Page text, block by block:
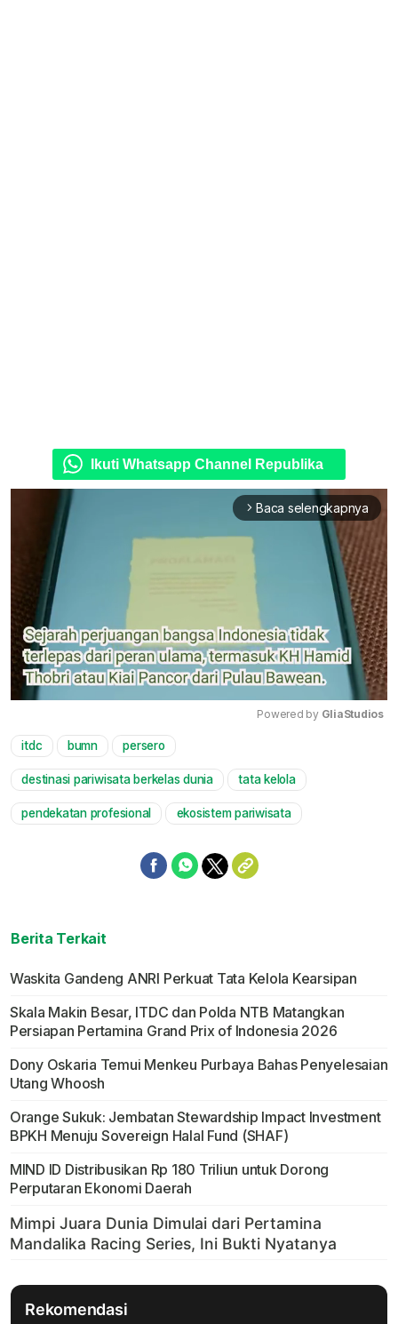
Ikuti Whatsapp Channel Republika
arrow_forward_ios Baca selengkapnya
Powered by GliaStudios
itdc bumn persero
destinasi pariwisata berkelas dunia tata kelola
pendekatan profesional ekosistem pariwisata
Berita Terkait
Waskita Gandeng ANRI Perkuat Tata Kelola Kearsipan
Skala Makin Besar, ITDC dan Polda NTB Matangkan
Persiapan Pertamina Grand Prix of Indonesia 2026
Dony Oskaria Temui Menkeu Purbaya Bahas Penyelesaian
Utang Whoosh
Orange Sukuk: Jembatan Stewardship Impact Investment
BPKH Menuju Sovereign Halal Fund (SHAF)
MIND ID Distribusikan Rp 180 Triliun untuk Dorong
Perputaran Ekonomi Daerah
Rekomendasi